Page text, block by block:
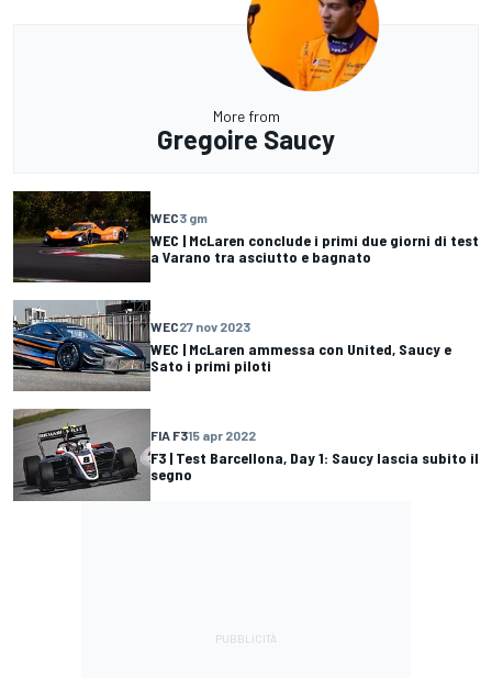
More from
Gregoire Saucy
WEC3 gm
WEC | McLaren conclude i primi due giorni di test
a Varano tra asciutto e bagnato
WEC27 nov 2023
WEC | McLaren ammessa con United, Saucy e
Sato i primi piloti
FIA F315 apr 2022
F3 | Test Barcellona, Day 1: Saucy lascia subito il
segno